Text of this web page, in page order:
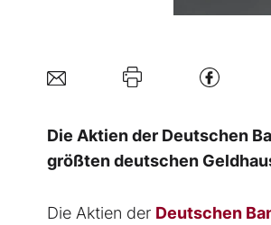
Die Aktien der Deutschen
größten deutschen
Die Aktien der Deutschen